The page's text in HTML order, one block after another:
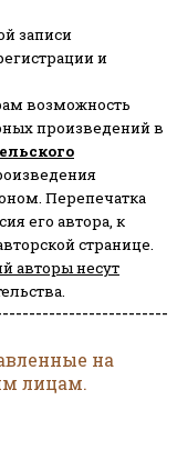
записи
и
возможность
произведений в
Перепечатка
его автора, к
странице.
авторы несут
на
лицам.